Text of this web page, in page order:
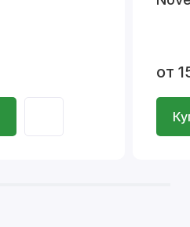
от